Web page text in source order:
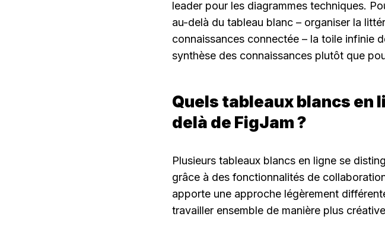
leader pour les diagrammes techniques.
au-delà du tableau blanc – organiser la
connaissances connectée – la toile infinie
synthèse des connaissances plutôt que
Quels tableaux blancs en
delà de FigJam ?
Plusieurs tableaux blancs en ligne se
grâce à des fonctionnalités de
apporte une approche légèrement
travailler ensemble de manière plus